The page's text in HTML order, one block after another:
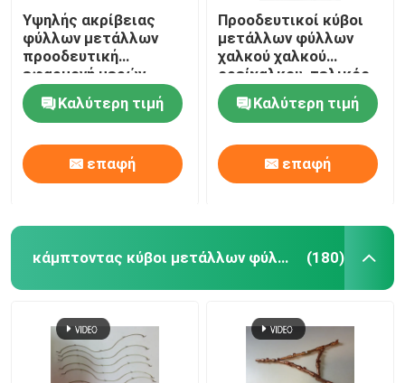
Υψηλής ακρίβειας
φύλλων μετάλλων
προοδευτική
εφαρμογή μερών
μετάλλων Aydiphone
κύβων μικροσκοπική
Καλύτερη τιμή
επαφή
Προοδευτικοί κύβοι
μετάλλων φύλλων
χαλκού χαλκού
ορείχαλκου, τελικός
συνδετήρας
καρφιτσών μερών
μετάλλων φύλλων
Καλύτερη τιμή
επαφή
κάμπτοντας κύβοι μετάλλων φύλλων (180)